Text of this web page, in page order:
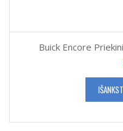
Buick Encore